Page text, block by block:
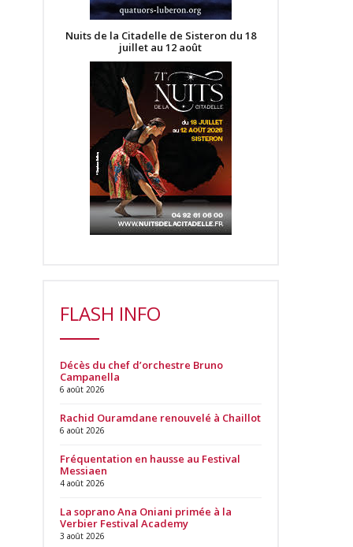
Nuits de la Citadelle de Sisteron du 18
juillet au 12 août
FLASH INFO
Décès du chef d’orchestre Bruno
Campanella
6 août 2026
Rachid Ouramdane renouvelé à Chaillot
6 août 2026
Fréquentation en hausse au Festival
Messiaen
4 août 2026
La soprano Ana Oniani primée à la
Verbier Festival Academy
3 août 2026